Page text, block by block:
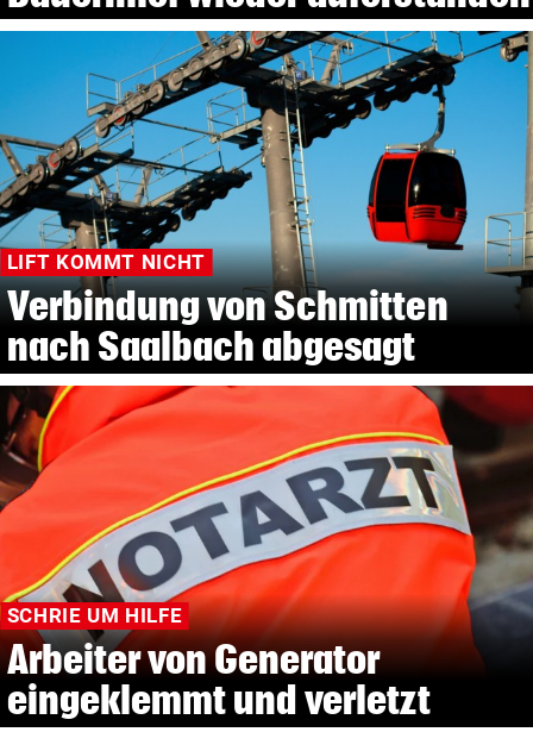
LIFT KOMMT NICHT
Verbindung von Schmitten
nach Saalbach abgesagt
SCHRIE UM HILFE
Arbeiter von Generator
eingeklemmt und verletzt